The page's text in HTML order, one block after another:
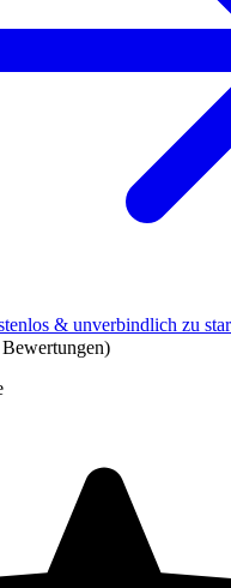
& unverbindlich zu